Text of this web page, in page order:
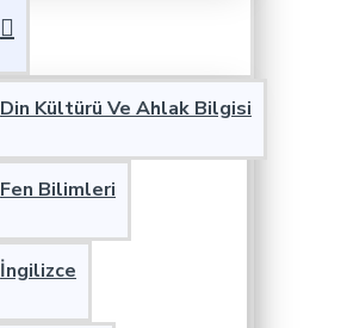
Din Kültürü Ve Ahlak Bilgisi
Fen Bilimleri
İngilizce